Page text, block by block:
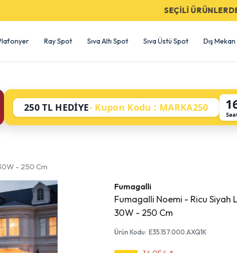
Ray Spot Sıva Altı Spot Sıva Üstü Spot Dış Mekan
250 TL HEDİYE- Kupon Kodu : MARKA250
- 250 Cm
Fumagalli
Fumagalli Noemi - Ricu Siyah
30W - 250 Cm
Ürün Kodu: E35.157.000.AXQ1K